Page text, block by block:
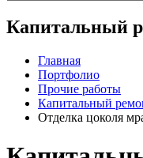
Капитальный
Главная
Портфолио
Прочие работы
Капитальный
Отделка цоколя